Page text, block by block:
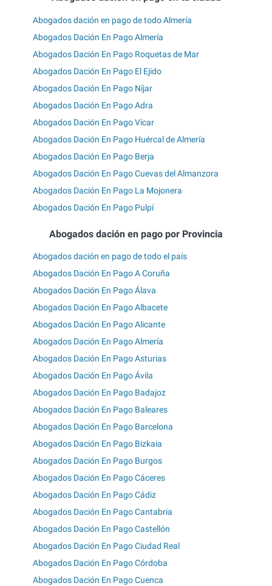
Abogados dación en pago de todo Almería
Abogados Dación En Pago Almería
Abogados Dación En Pago Roquetas de Mar
Abogados Dación En Pago El Ejido
Abogados Dación En Pago Níjar
Abogados Dación En Pago Adra
Abogados Dación En Pago Vícar
Abogados Dación En Pago Huércal de Almería
Abogados Dación En Pago Berja
Abogados Dación En Pago Cuevas del Almanzora
Abogados Dación En Pago La Mojonera
Abogados Dación En Pago Pulpí
Abogados dación en pago por Provincia
Abogados dación en pago de todo el país
Abogados Dación En Pago A Coruña
Abogados Dación En Pago Álava
Abogados Dación En Pago Albacete
Abogados Dación En Pago Alicante
Abogados Dación En Pago Almería
Abogados Dación En Pago Asturias
Abogados Dación En Pago Ávila
Abogados Dación En Pago Badajoz
Abogados Dación En Pago Baleares
Abogados Dación En Pago Barcelona
Abogados Dación En Pago Bizkaia
Abogados Dación En Pago Burgos
Abogados Dación En Pago Cáceres
Abogados Dación En Pago Cádiz
Abogados Dación En Pago Cantabria
Abogados Dación En Pago Castellón
Abogados Dación En Pago Ciudad Real
Abogados Dación En Pago Córdoba
Abogados Dación En Pago Cuenca